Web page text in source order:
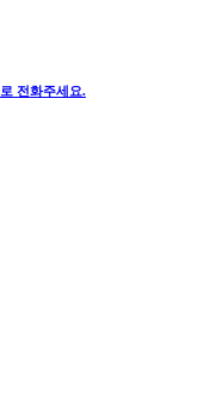
로 전화주세요.